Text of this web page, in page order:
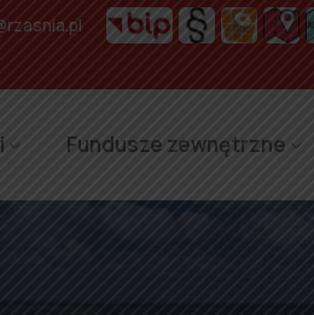
Fundusze zewnętrzne